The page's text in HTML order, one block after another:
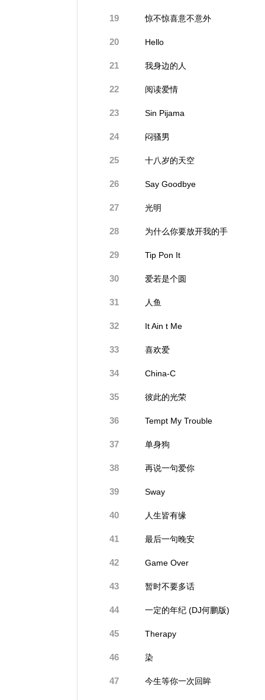
19 惊不惊喜意不意外
20 Hello
21 我身边的人
22 阅读爱情
23 Sin Pijama
24 闷骚男
25 十八岁的天空
26 Say Goodbye
27 光明
28 为什么你要放开我的手
29 Tip Pon It
30 爱若是个圆
31 人鱼
32 It Ain t Me
33 喜欢爱
34 China-C
35 彼此的光荣
36 Tempt My Trouble
37 单身狗
38 再说一句爱你
39 Sway
40 人生皆有缘
41 最后一句晚安
42 Game Over
43 暂时不要多话
44 一定的年纪 (DJ何鹏版)
45 Therapy
46 染
47 今生等你一次回眸